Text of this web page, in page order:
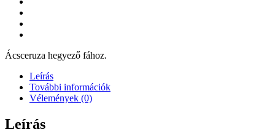
Ácsceruza hegyező fához.
Leírás
További információk
Vélemények (0)
Leírás